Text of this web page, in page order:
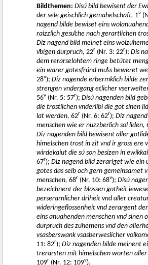
Bildthemen: Disú bild bewisent der
der sele geischlich gemahelschaft, 1v
nagend bilde bewiset eins
raizzlich gesuͦche nach gerartlichen
Diz nagend bild meinet eins
vͤbigen durpruch, 22r (Nr. 3: 22r); Dis
dem rerarselohtem ringe betútet
ein warer gotesfrúnd muͦss beweret
28v); Diz nagende erbermklich bilde
strengen vndergang etlicher
56v (Nr. 5: 57r); Disú nagenden bild
die trostlichen vnderlibi die got sinen
lat werden, 62r (Nr. 6: 62r); Diz
menschen wie er nuzzberlich sol liden,
Diz nagenden bild bewisent aller
himelschen trost in zit vnd ir gross ere
wirdekaiut die sú son besizen in
67r); Diz nagend bild zerariget wie ein
gotes das selb och gern gemeinsamet
menschen, 68r (Nr. 10: 68v); Disú
bezeichnent der blossen gotheit
perserarnlicher driheit vnd aller
wideringeflossenheit vnd zerargent
eins anuahenden menschen vnd sinen
durpruch des zuͦnemens vnd den
vsasberswank vsasberweslicher
11: 82r); Diz nagenden bilde meinent
trerarsten mit himelschen worten
109r (Nr. 12: 109v).